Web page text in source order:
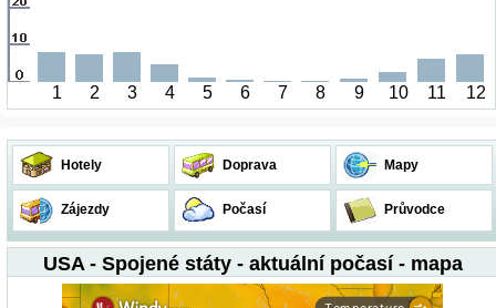
1 2 3 4 5 6 7 8 9 10 11 12
Hotely Doprava Mapy
Zájezdy Počasí Průvodce
USA - Spojené státy - aktuální počasí - mapa